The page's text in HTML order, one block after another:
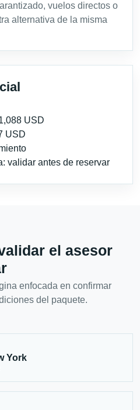
vuelos directos o
alternativa de la misma
USD
USD
validar antes de reservar
el asesor
enfocada en confirmar
del paquete.
York